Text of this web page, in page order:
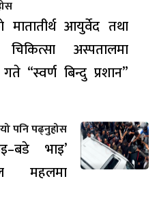
मातातीर्थ आयुर्वेद तथा
अस्पतालमा
“स्वर्ण बिन्दु प्रशान”
यो पनि पढ्नुहोस
भाइ’
महलमा